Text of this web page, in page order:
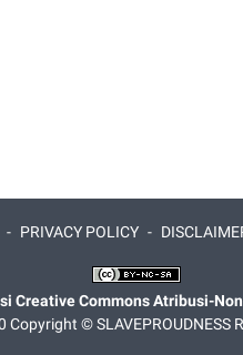
PRIVACY POLICY
Creative Commons Atribusi-
Copyright ©SLAVEPROUDNESS